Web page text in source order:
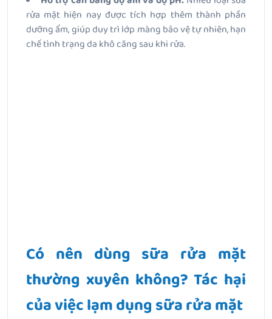
rửa mặt hiện nay được tích hợp thêm thành phần
dưỡng ẩm, giúp duy trì lớp màng bảo vệ tự nhiên, hạn
chế tình trạng da khô căng sau khi rửa.
Có nên dùng sữa rửa mặt
thường xuyên không? Tác hại
của việc lạm dụng sữa rửa mặt